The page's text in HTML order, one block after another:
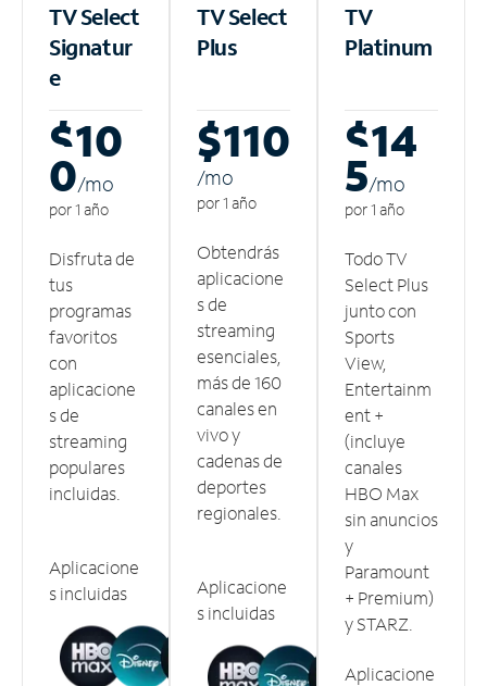
TV Select
Signatur
e
$10
0/mo
por 1 año
Disfruta de
tus
programas
favoritos
con
aplicacione
s de
streaming
populares
incluidas.
Aplicacione
s incluidas
TV Select
Plus
$110
/mo
por 1 año
Obtendrás
aplicacione
s de
streaming
esenciales,
más de 160
canales en
vivo y
cadenas de
deportes
regionales.
Aplicacione
s incluidas
TV
Platinum
$14
5/mo
por 1 año
Todo TV
Select Plus
junto con
Sports
View,
Entertainm
ent +
(incluye
canales
HBO Max
sin anuncios
y
Paramount
+ Premium)
y STARZ.
Aplicacione